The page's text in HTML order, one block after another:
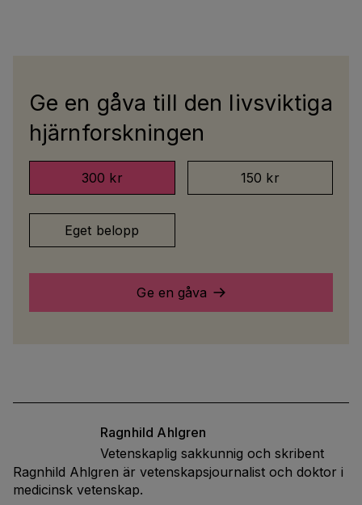
Ge en gåva till den livsviktiga
hjärnforskningen
300 kr 150 kr
Eget belopp
Ge en gåva
Ragnhild Ahlgren
Vetenskaplig sakkunnig och skribent
Ragnhild Ahlgren är vetenskapsjournalist och doktor i
medicinsk vetenskap.